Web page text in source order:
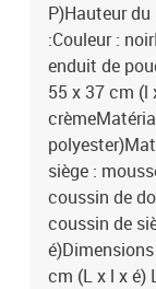
P)Hauteur
:Couleur :
enduit de
55 x 37 cm (l
siège :
coussin de
coussin de
cm (L x l x é)